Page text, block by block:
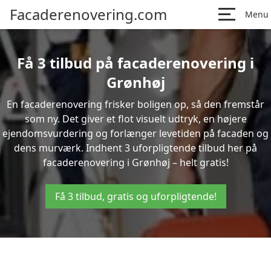
Facaderenovering.com Menu
Få 3 tilbud på facaderenovering i
Grønhøj
En facaderenovering frisker boligen op, så den fremstår
som ny. Det giver et flot visuelt udtryk, en højere
ejendomsvurdering og forlænger levetiden på facaden og
dens murværk. Indhent 3 uforpligtende tilbud her på
facaderenovering i Grønhøj – helt gratis!
Få 3 tilbud, gratis og uforpligtende!